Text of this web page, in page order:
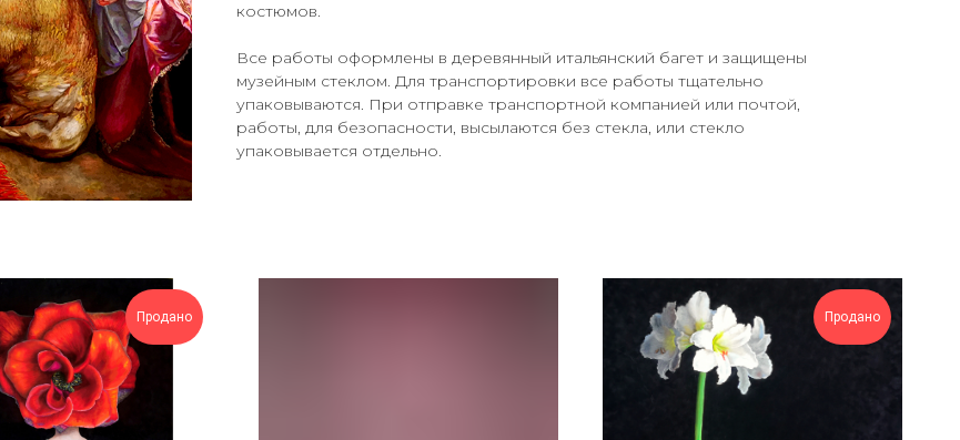
костюмов.
Все работы оформлены в деревянный итальянский багет и защищены
музейным стеклом. Для транспортировки все работы тщательно
упаковываются. При отправке транспортной компанией или почтой,
работы, для безопасности, высылаются без стекла, или стекло
упаковывается отдельно.
Продано Продано